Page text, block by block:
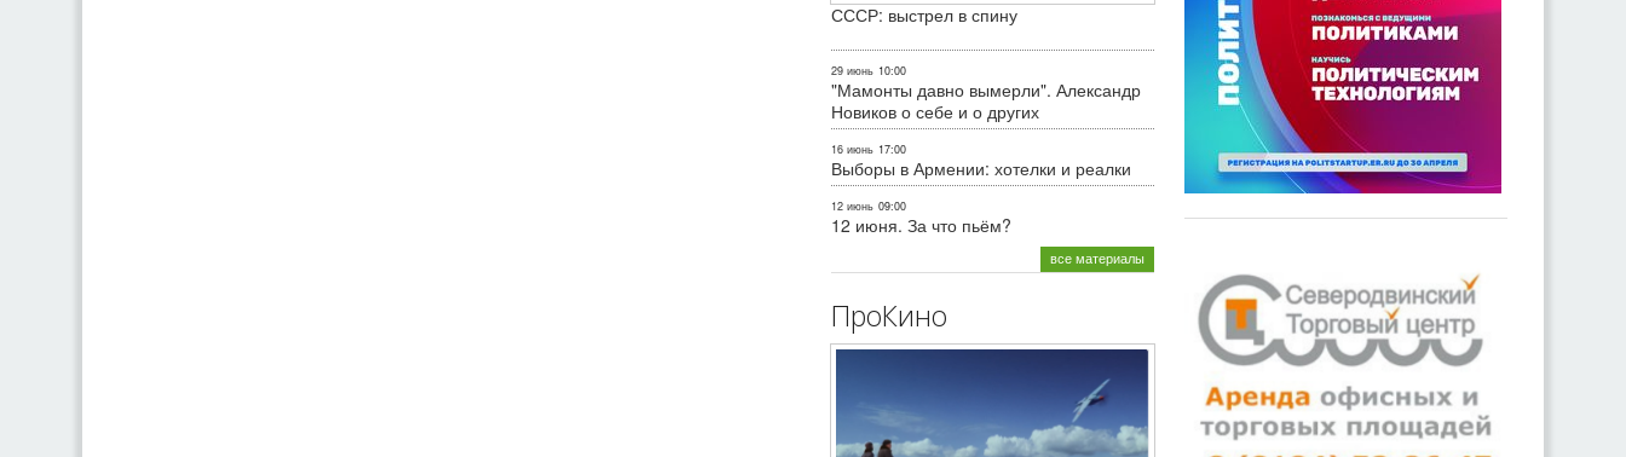
СССР: выстрел в спину
29 июнь 10:00
"Мамонты давно вымерли". Александр
Новиков о себе и о других
16 июнь 17:00
Выборы в Армении: хотелки и реалки
12 июнь 09:00
12 июня. За что пьём?
все материалы
ПроКино